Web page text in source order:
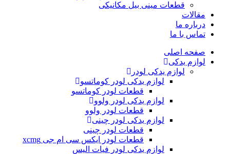
قطعات مینی بیل مکانیکی
ما
با ما
اصلی
یدکی
لوازم یدکی لودر
لوازم یدکی لودر کوماتسو
قطعات لودر کوماتسو
لوازم یدکی لودر ولوو
قطعات لودر ولوو
لوازم یدکی لودر چینی
قطعات لودر چینی
قطعات لودر ایکس سی ام جی xcmg
لوازم یدکی لودر فیات الیس